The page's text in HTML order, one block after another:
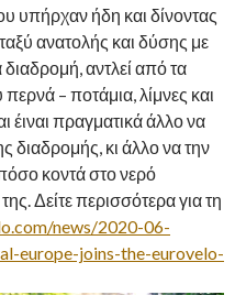
υπήρχαν ήδη και δίνοντας
ανατολής και δύσης με
αντλεί από τα
– ποτάμια, λίμνες και
έιναι πραγματικά άλλο να
διαδρομής, κι άλλο να την
κοντά στο νερό
Δείτε περισσότερα για τη
news/2020-06-
europe-joins-the-eurovelo-